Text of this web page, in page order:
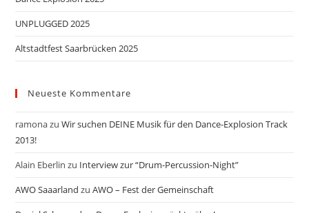
UNPLUGGED 2025
Altstadtfest Saarbrücken 2025
Neueste Kommentare
ramonazuWir suchen DEINE Musik für den Dance-Explosion Track
2013!
Alain Eberlin zu Interview zur “Drum-Percussion-Night”
AWO Saaarland zuAWO – Fest der Gemeinschaft